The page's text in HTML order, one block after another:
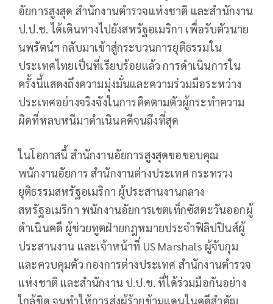
อัยการสูงสุด สำนักงานตำรวจแห่งชาติ และสำนักงาน
ป.ป.ช. ได้เดินทางไปยังสหรัฐอเมริกา เพื่อรับตัวนาย
นพรัตน์ฯ กลับมาเข้าสู่กระบวนการยุติธรรมใน
ประเทศไทยเป็นที่เรียบร้อยแล้ว การดำเนินการใน
ครั้งนี้แสดงถึงความมุ่งมั่นและความร่วมมือระหว่าง
ประเทศอย่างจริงจังในการติดตามตัวผู้กระทำความ
ผิดที่หลบหนีมาดำเนินคดีจนถึงที่สุด
ในโอกาสนี้ สำนักงานอัยการสูงสุดขอขอบคุณ
พนักงานอัยการ สำนักงานต่างประเทศ กระทรวง
ยุติธรรมสหรัฐอเมริกา ผู้ประสานงานกลาง
สหรัฐอเมริกา พนักงานอัยการเขตเท็กซัสตะวันออกผู้
ดำเนินคดี ผู้ช่วยทูตฝ่ายกฎหมายประจำฟิลิปปินส์ผู้
ประสานงาน และเจ้าหน้าที่ US Marshals ผู้จับกุม
และควบคุมตัว กองการต่างประเทศ สำนักงานตำรวจ
แห่งชาติ และสำนักงาน ป.ป.ช. ที่ได้ร่วมมือกันอย่าง
ใกล้ชิด จนทำให้การส่งผู้ร้ายข้ามแดนในคดีสำคัญ